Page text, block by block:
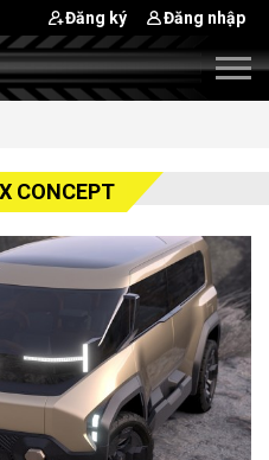
Đăng ký Đăng nhập
CONCEPT